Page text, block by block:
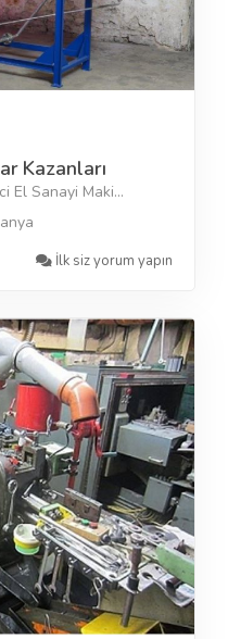
Kazanları
El Sanayi Maki...
İlk siz yorum yapın